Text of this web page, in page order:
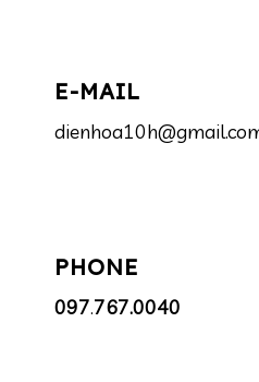
E-MAIL
PHONE
097.767.0040